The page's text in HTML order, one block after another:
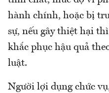
hành chính, hoặc bị
sự, nếu gây thiệt hại
khắc phục hậu quả
luật.
Người lợi dụng chức